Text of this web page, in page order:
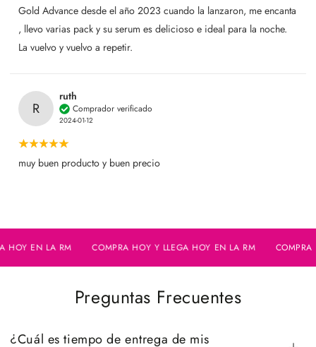
Gold Advance desde el año 2023 cuando la lanzaron, me encanta
, llevo varias pack y su serum es delicioso e ideal para la noche.
La vuelvo y vuelvo a repetir.
R
ruth
Comprador verificado
2024-01-12
muy buen producto y buen precio
EN LA RM COMPRA HOY Y LLEGA HOY EN LA RM COMPRA
Preguntas Frecuentes
¿Cuál es tiempo de entrega de mis